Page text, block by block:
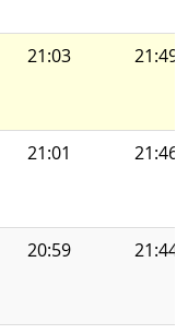
21:03 21:49
21:01 21:46
20:59 21:44